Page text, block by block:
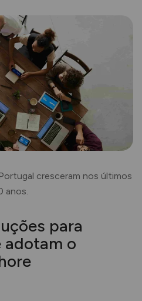
cresceram nos últimos
anos.
para
adotam o